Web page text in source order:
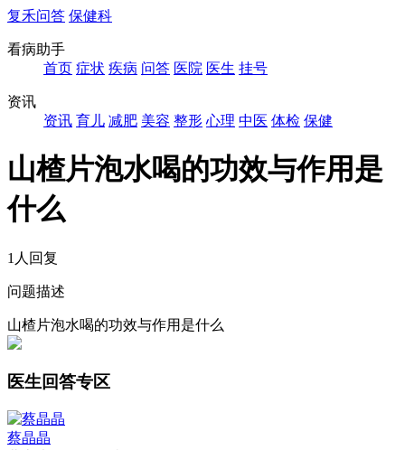
复禾问答 保健科
看病助手
首页 症状 疾病 问答 医院 医生 挂号
资讯
资讯 育儿 减肥 美容 整形 心理 中医 体检 保健
山楂片泡水喝的功效与作用是
什么
1人回复
问题描述
山楂片泡水喝的功效与作用是什么
医生回答专区
蔡晶晶